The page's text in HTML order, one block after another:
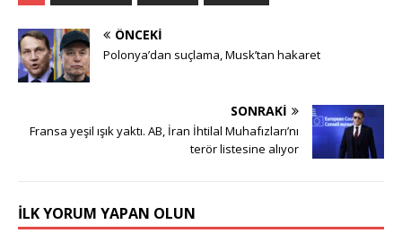
ÖNCEKI
Polonya’dan suçlama, Musk’tan hakaret
SONRAKI
Fransa yeşil ışık yaktı. AB, İran İhtilal Muhafızları’nı
terör listesine alıyor
İLK YORUM YAPAN OLUN